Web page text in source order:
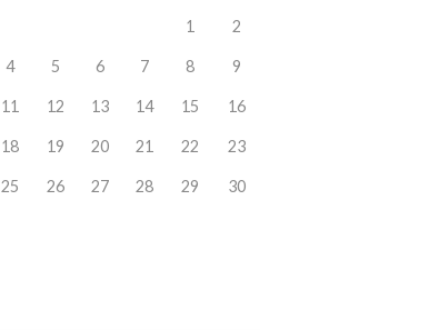
1 2
4 5 6 7 8 9
11 12 13 14 15 16
18 19 20 21 22 23
25 26 27 28 29 30